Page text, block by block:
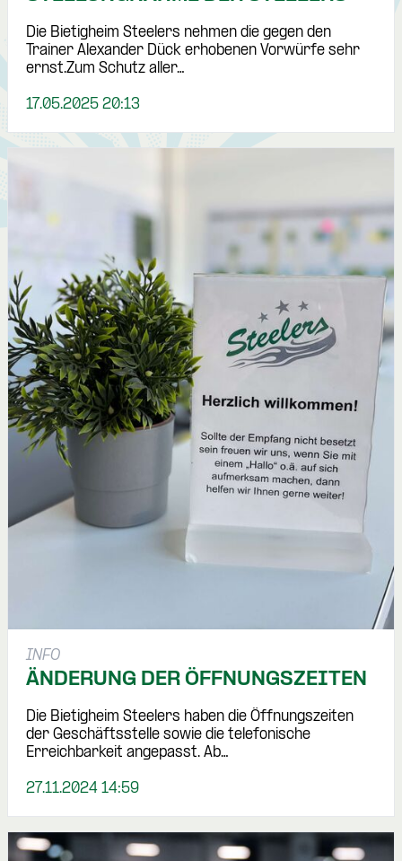
Die Bietigheim Steelers nehmen die gegen den
Trainer Alexander Dück erhobenen Vorwürfe sehr
ernst.Zum Schutz aller…
17.05.2025 20:13
INFO
ÄNDERUNG DER ÖFFNUNGSZEITEN
Die Bietigheim Steelers haben die Öffnungszeiten
der Geschäftsstelle sowie die telefonische
Erreichbarkeit angepasst. Ab…
27.11.2024 14:59